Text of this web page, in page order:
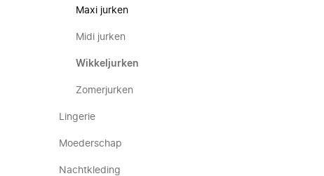
Maxi jurken
Midi jurken
Wikkeljurken
Zomerjurken
Lingerie
Moederschap
Nachtkleding